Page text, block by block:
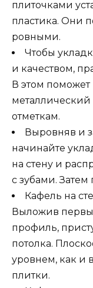
плиточками
пластика. Они
ровными.
Чтобы
и качеством,
В этом
отметкам.
Выровняв и
начинайте
на стену и
с зубами. Затем
Кафель на
Выложив
профиль,
потолка.
уровнем, как и
плитки.